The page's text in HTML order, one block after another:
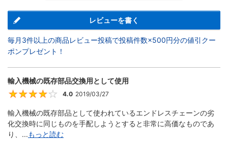
レビューを書く
毎月3件以上の商品レビュー投稿で投稿件数×500円分の値引クー
ポンプレゼント！
輸入機械の既存部品交換用として使用
4
4.0 2019/03/27
輸入機械の既存部品として使われているエンドレスチェーンの劣
化交換時に同じものを手配しようとすると非常に高価なものであ
り、...もっと読む